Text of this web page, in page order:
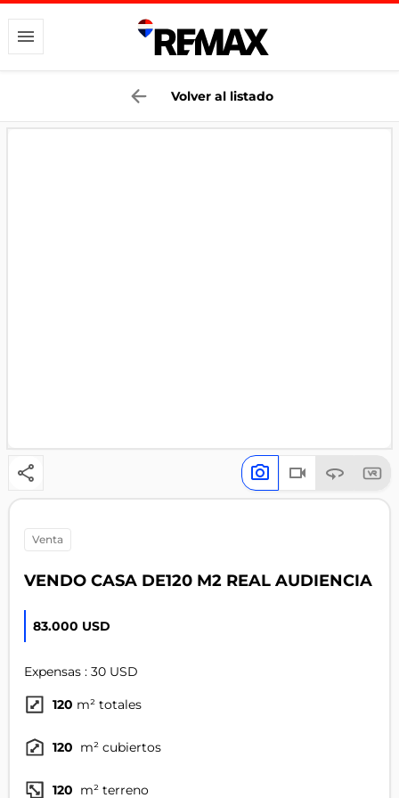
Volver al listado
venta
VENDO CASA DE120 M2 REAL AUDIENCIA
83.000 USD
Expensas : 30 USD
120 m² totales
120 m² cubiertos
120 m² terreno